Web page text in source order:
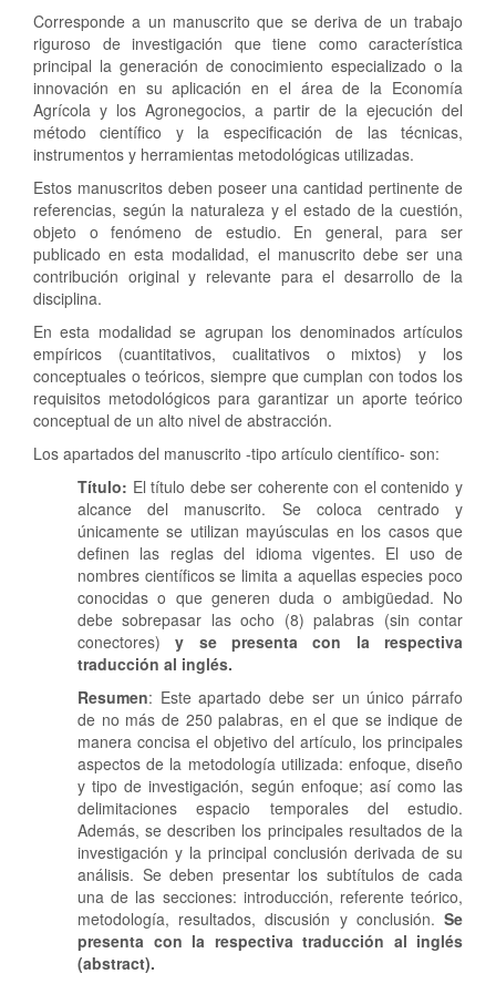
Corresponde a un manuscrito que se deriva de un trabajo
riguroso de investigación que tiene como característica
principal la generación de conocimiento especializado o la
innovación en su aplicación en el área de la Economía
Agrícola y los Agronegocios, a partir de la ejecución del
método científico y la especificación de las técnicas,
instrumentos y herramientas metodológicas utilizadas.
Estos manuscritos deben poseer una cantidad pertinente de
referencias, según la naturaleza y el estado de la cuestión,
objeto o fenómeno de estudio. En general, para ser
publicado en esta modalidad, el manuscrito debe ser una
contribución original y relevante para el desarrollo de la
disciplina.
En esta modalidad se agrupan los denominados artículos
empíricos (cuantitativos, cualitativos o mixtos) y los
conceptuales o teóricos, siempre que cumplan con todos los
requisitos metodológicos para garantizar un aporte teórico
conceptual de un alto nivel de abstracción.
Los apartados del manuscrito -tipo artículo científico- son:
Título: El título debe ser coherente con el contenido y
alcance del manuscrito. Se coloca centrado y
únicamente se utilizan mayúsculas en los casos que
definen las reglas del idioma vigentes. El uso de
nombres científicos se limita a aquellas especies poco
conocidas o que generen duda o ambigüedad. No
debe sobrepasar las ocho (8) palabras (sin contar
conectores)y se presenta con la respectiva
traducción al inglés.
Resumen: Este apartado debe ser un único párrafo
de no más de 250 palabras, en el que se indique de
manera concisa el objetivo del artículo, los principales
aspectos de la metodología utilizada: enfoque, diseño
y tipo de investigación, según enfoque; así como las
delimitaciones espacio temporales del estudio.
Además, se describen los principales resultados de la
investigación y la principal conclusión derivada de su
análisis. Se deben presentar los subtítulos de cada
una de las secciones: introducción, referente teórico,
metodología, resultados, discusión y conclusión. Se
presenta con la respectiva traducción al inglés
(abstract).